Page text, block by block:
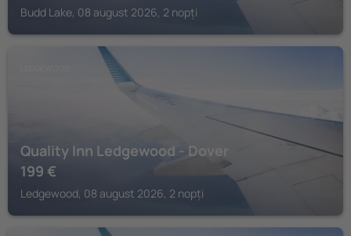
Budd Lake, 08 august 2026, 2 nopți
Quality Inn Ledgewood - Dover
199 €
Ledgewood, 08 august 2026, 2 nopți